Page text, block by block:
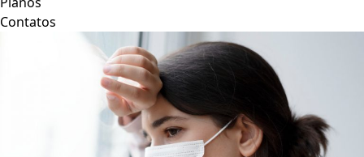
Contatos